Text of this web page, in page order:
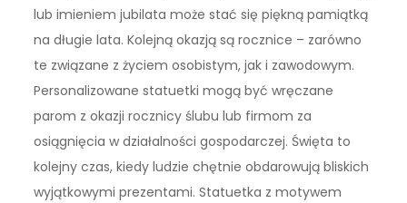
lub imieniem jubilata może stać się piękną pamiątką
na długie lata. Kolejną okazją są rocznice – zarówno
te związane z życiem osobistym, jak i zawodowym.
Personalizowane statuetki mogą być wręczane
parom z okazji rocznicy ślubu lub firmom za
osiągnięcia w działalności gospodarczej. Święta to
kolejny czas, kiedy ludzie chętnie obdarowują bliskich
wyjątkowymi prezentami. Statuetka z motywem